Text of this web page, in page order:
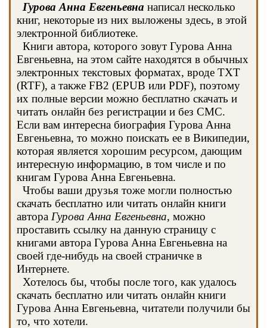
Гурова Анна Евгеньевна написал несколько
книг, некоторые из них выложены здесь, в этой
электронной библиотеке.
Книги автора, которого зовут Гурова Анна
Евгеньевна, на этом сайте находятся в обычных
электронных текстовых форматах, вроде TXT
(RTF), а также FB2 (EPUB или PDF), поэтому
их полные версии можно бесплатно скачать и
читать онлайн без регистрации и без СМС.
Если вам интересна биография Гурова Анна
Евгеньевна, то можно поискать ее в Википедии,
которая является хорошим ресурсом, дающим
интересную информацию, в том числе и по
книгам Гурова Анна Евгеньевна.
Чтобы ваши друзья тоже могли полностью
скачать бесплатно или читать онлайн книги
автора Гурова Анна Евгеньевна, можно
проставить ссылку на данную страницу с
книгами автора Гурова Анна Евгеньевна на
своей где-нибудь на своей страничке в
Интернете.
Хотелось бы, чтобы после того, как удалось
скачать бесплатно или читать онлайн книги
Гурова Анна Евгеньевна, читатели получили бы
то, что хотели.